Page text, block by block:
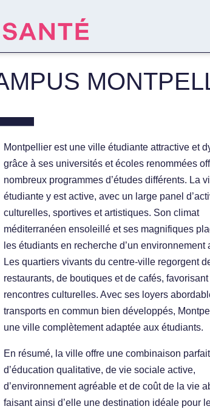
Montpellier est une ville étudiante attractive et
grâce à ses universités et écoles renommées
nombreux programmes d’études différents. La
étudiante y est active, avec un large panel
culturelles, sportives et artistiques. Son climat
méditerranéen ensoleillé et ses magnifiques
les étudiants en recherche d’un environnement
Les quartiers vivants du centre-ville regorgent
restaurants, de boutiques et de cafés,
rencontres culturelles. Avec ses loyers
transports en commun bien développés,
une ville complètement adaptée aux étudiants.
En résumé, la ville offre une combinaison
d’éducation qualitative, de vie sociale active,
d’environnement agréable et de coût de la vie
faisant ainsi d’elle une destination idéale pour